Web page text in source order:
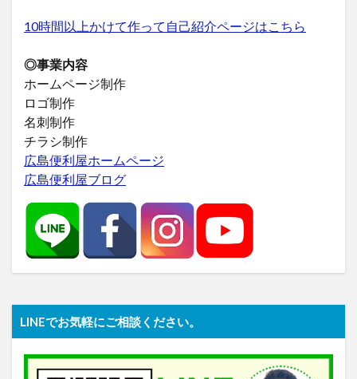
10時間以上かけて作って自己紹介ページはこちら
◎事業内容
ホームページ制作
ロゴ制作
名刺制作
チラシ制作
広島便利屋ホームページ
広島便利屋ブログ
LINEでお気軽にご相談ください。